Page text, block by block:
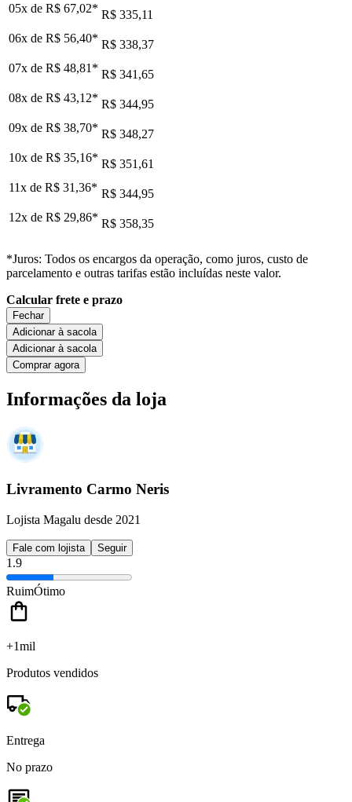
05x de R$ 67,02* R$ 335,11
06x de R$ 56,40* R$ 338,37
07x de R$ 48,81 * R$ 341,65
08x de R$ 43,12* R$ 344,95
09x de R$ 38,70* R$ 348,27
10x de R$ 35,16* R$ 351,61
11x de R$ 31,36* R$ 344,95
12x de R$ 29,86* R$ 358,35
*Juros: Todos os encargos da operação, como juros, custo de
parcelamento e outras tarifas estão incluídas neste valor.
Calcular frete e prazo
Fechar
Adicionar à sacola
Adicionar à sacola
Comprar agora
Informações da loja
Livramento Carmo Neris
Lojista Magalu desde 2021
Fale com lojista Seguir
1.9
RuimÓtimo
+1mil
Produtos vendidos
Entrega
No prazo